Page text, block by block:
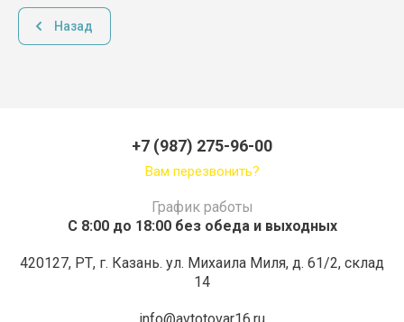
Назад
+7 (987) 275-96-00
Вам перезвонить?
График работы
С 8:00 до 18:00 без обеда и выходных
420127, РТ, г. Казань. ул. Михаила Миля, д. 61/2, склад
14